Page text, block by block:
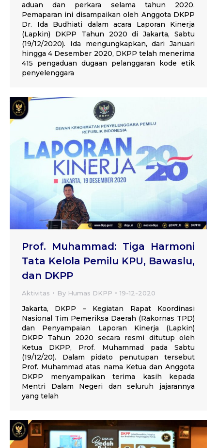
aduan dan perkara selama tahun 2020.
Pemaparan ini disampaikan oleh Anggota DKPP
Dr. Ida Budhiati dalam acara Laporan Kinerja
(Lapkin) DKPP Tahun 2020 di Jakarta, Sabtu
(19/12/2020). Ida mengungkapkan, dari Januari
hingga 4 Desember 2020, DKPP telah menerima
415 pengaduan dugaan pelanggaran kode etik
penyelenggara
Prof. Muhammad: Tiga Harmoni
Tata Kelola Pemilu KPU, Bawaslu,
dan DKPP
Aktivitas By Humas DKPP 19-12-2020
Jakarta, DKPP – Kegiatan Rapat Koordinasi
Nasional Tim Pemeriksa Daerah (Rakornas TPD)
dan Penyampaian Laporan Kinerja (Lapkin)
DKPP Tahun 2020 secara resmi ditutup oleh
Ketua DKPP, Prof. Muhammad pada Sabtu
(19/12/20). Dalam pidato penutupan tersebut
Prof. Muhammad atas nama Ketua dan Anggota
DKPP menyampaikan terima kasih kepada
Mentri Dalam Negeri dan seluruh jajarannya
yang telah